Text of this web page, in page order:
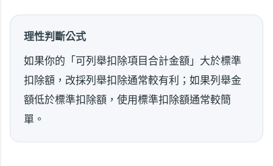
理性判斷公式
如果你的「可列舉扣除項目合計金額」大於標準
扣除額，改採列舉扣除通常較有利；如果列舉金
額低於標準扣除額，使用標準扣除額通常較簡
單。